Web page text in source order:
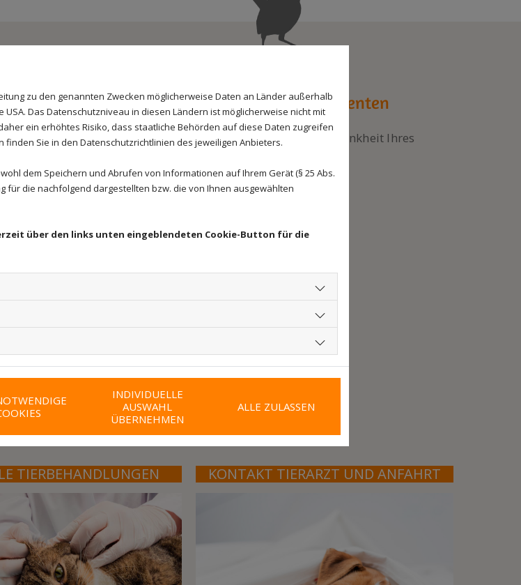
... für die unterschiedlichsten Patienten
Kommen Sie zur Vorsorge oder bei einer Krankheit Ihres
Wir kümmern uns um:
Mäuse
Chinchilla
Frettchen
Pferde
TIERBEHANDLUNGEN KONTAKT TIERARZT UND ANFAHRT
zu den genannten Zwecken möglicherweise Daten an Länder außerhalb
USA. Das Datenschutzniveau in diesen Ländern ist möglicherweise nicht mit
ein erhöhtes Risiko, dass staatliche Behörden auf diese Daten zugreifen
Sie in den Datenschutzrichtlinien des jeweiligen Anbieters.
dem Speichern und Abrufen von Informationen auf Ihrem Gerät (§ 25 Abs.
für die nachfolgend dargestellten bzw. die von Ihnen ausgewählten
über den links unten eingeblendeten Cookie-Button für die
INDIVIDUELLE
AUSWAHL
ÜBERNEHMEN
ALLE ZULASSEN